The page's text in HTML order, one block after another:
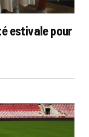
estivale pour